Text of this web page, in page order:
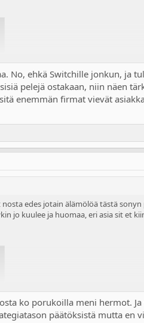
No, ehkä Switchille jonkun, ja
pelejä ostakaan, niin näen
enemmän firmat vievät
edes jotain älämölöä tästä
jo kuulee ja huomaa, eri asia sit et
ko porukoilla meni hermot.
päätöksistä mutta en